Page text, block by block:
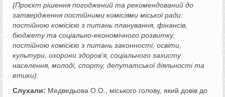
(Проєкт рішення погоджений та рекомендований до
затвердження постійними комісіями міської ради:
постійною комісією з питань планування, фінансів,
бюджету та соціально-економічного розвитку;
постійною комісією з питань законності, освіти,
культури, охорони здоров’я, соціального захисту
населення, молоді, спорту, депутатської діяльності та
етики).
Слухали: Медведьова О.О., міського голову, який довів до